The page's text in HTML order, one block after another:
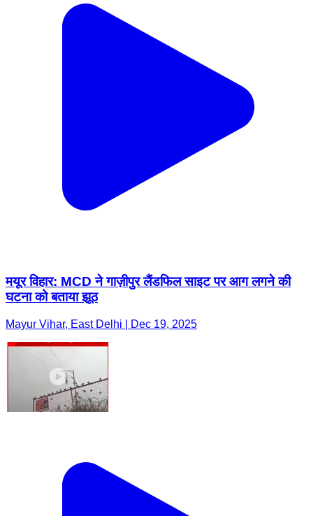
मयूर विहार: MCD ने गाज़ीपुर लैंडफिल साइट पर आग लगने की
घटना को बताया झूठ
Mayur Vihar, East Delhi | Dec 19, 2025